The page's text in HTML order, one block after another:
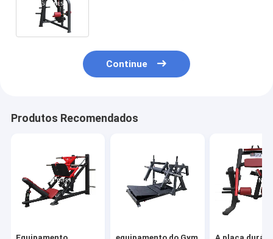
Continue
Produtos Recomendados